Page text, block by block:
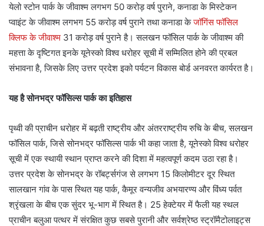
येलो स्टोन पार्क के जीवाश्म लगभग 50 करोड़ वर्ष पुराने, कनाडा के मिस्टेकन
प्वाइंट के जीवाश्म लगभग 55 करोड़ वर्ष पुराने तथा कनाडा केजॉगिंस फॉसिल
क्लिफ के जीवाश्म 31 करोड़ वर्ष पुराने है। सलखन फॉसिल पार्क के जीवाश्म की
महत्ता के दृष्टिगत इनके यूनेस्को विश्व धरोहर सूची में सम्मिलित होने की प्रबल
संभावना है, जिसके लिए उत्तर प्रदेश इको पर्यटन विकास बोर्ड अनवरत कार्यरत है।
यह है सोनभद्र फॉसिल्स पार्क का इतिहास
पृथ्वी की प्राचीन धरोहर में बढ़ती राष्ट्रीय और अंतरराष्ट्रीय रुचि के बीच, सलखन
फॉसिल पार्क, जिसे सोनभद्र फॉसिल्स पार्क भी कहा जाता है, यूनेस्को विश्व धरोहर
सूची में एक स्थायी स्थान प्राप्त करने की दिशा में महत्वपूर्ण कदम उठा रहा है।
उत्तर प्रदेश के सोनभद्र के रॉबर्ट्सगंज से लगभग 15 किलोमीटर दूर स्थित
सालखान गांव के पास स्थित यह पार्क, कैमूर वन्यजीव अभयारण्य और विंध्य पर्वत
श्रृंखला के बीच एक सुंदर भू-भाग में स्थित है। 25 हेक्टेयर में फैली यह स्थल
प्राचीन बलुआ पत्थर में संरक्षित कुछ सबसे पुरानी और सर्वश्रेष्ठ स्ट्रॉमैटोलाइट्स